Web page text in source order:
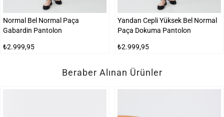
Normal Bel Normal Paça
Gabardin Pantolon
₺2.999,95
Yandan Cepli Yüksek Bel Normal
Paça Dokuma Pantolon
₺2.999,95
Beraber Alınan Ürünler